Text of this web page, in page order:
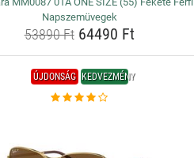
Napszemüvegek
53890 Ft64490 Ft
ÚJDONSÁG KEDVEZMÉNY